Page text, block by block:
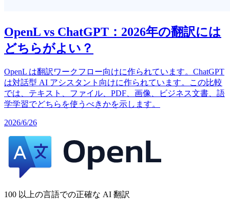
OpenL vs ChatGPT：2026年の翻訳には
どちらがよい？
OpenL は翻訳ワークフロー向けに作られています。ChatGPT
は対話型 AI アシスタント向けに作られています。この比較
では、テキスト、ファイル、PDF、画像、ビジネス文書、語
学学習でどちらを使うべきかを示します。
2026/6/26
100 以上の言語での正確な AI 翻訳